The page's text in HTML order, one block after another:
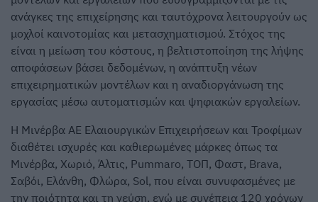
ανάγκες της επιχείρησης και ταυτόχρονα λειτουργούν ως
μοχλοί καινοτομίας και μετασχηματισμού. Στόχος της
είναι η μείωση του κόστους, η βελτιστοποίηση της λήψης
αποφάσεων βάσει δεδομένων, η ανάπτυξη νέων
επιχειρηματικών μοντέλων και η αναδιοργάνωση της
εργασίας μέσω αυτοματισμών και ψηφιακών εργαλείων.
Η Μινέρβα ΑΕ Ελαιουργικών Επιχειρήσεων και Τροφίμων
διαθέτει ισχυρές και καθιερωμένες μάρκες όπως τα
Μινέρβα, Χωριό, Άλτις, Pummaro, ΤΟΠ, Φαστ, Brava,
Σαβόι, Ελάνθη, Φλώρα, Sol, που είναι συνυφασμένες με
την ποιότητα και τη γεύση, ενώ με συνέπεια 120 χρόνων